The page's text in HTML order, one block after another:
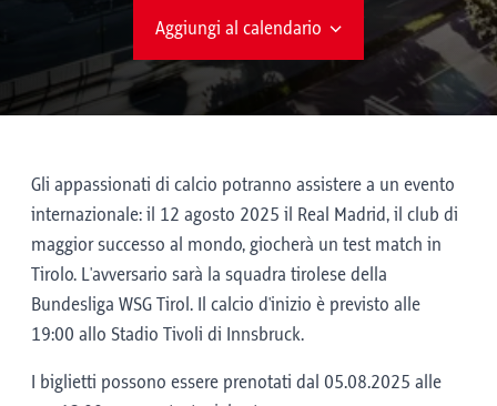
Aggiungi al calendario
Gli appassionati di calcio potranno assistere a un evento
internazionale: il 12 agosto 2025 il Real Madrid, il club di
maggior successo al mondo, giocherà un test match in
Tirolo. L'avversario sarà la squadra tirolese della
Bundesliga WSG Tirol. Il calcio d'inizio è previsto alle
19:00 allo Stadio Tivoli di Innsbruck.
I biglietti possono essere prenotati dal 05.08.2025 alle